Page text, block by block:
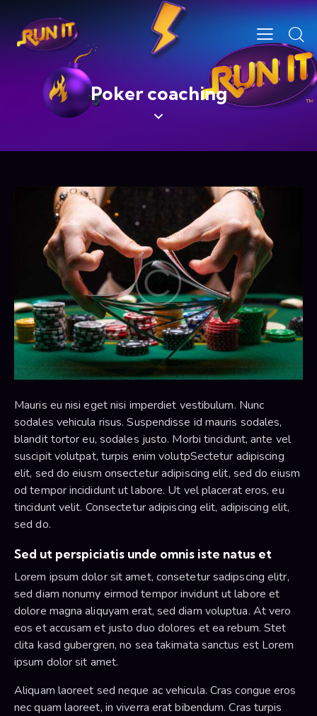
Poker coaching
Mauris eu nisi eget nisi imperdiet vestibulum. Nunc
sodales vehicula risus. Suspendisse id mauris sodales,
blandit tortor eu, sodales justo. Morbi tincidunt, ante vel
suscipit volutpat, turpis enim volutpSectetur adipiscing
elit, sed do eiusm onsectetur adipiscing elit, sed do eiusm
od tempor incididunt ut labore. Ut vel placerat eros, eu
tincidunt velit. Consectetur adipiscing elit, adipiscing elit,
sed do.
Sed ut perspiciatis unde omnis iste natus et
Lorem ipsum dolor sit amet, consetetur sadipscing elitr,
sed diam nonumy eirmod tempor invidunt ut labore et
dolore magna aliquyam erat, sed diam voluptua. At vero
eos et accusam et justo duo dolores et ea rebum. Stet
clita kasd gubergren, no sea takimata sanctus est Lorem
ipsum dolor sit amet.
Aliquam laoreet sed neque ac vehicula. Cras congue eros
nec quam laoreet, in viverra erat bibendum. Cras turpis